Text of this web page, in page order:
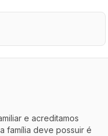
e acreditamos
família deve possuir é